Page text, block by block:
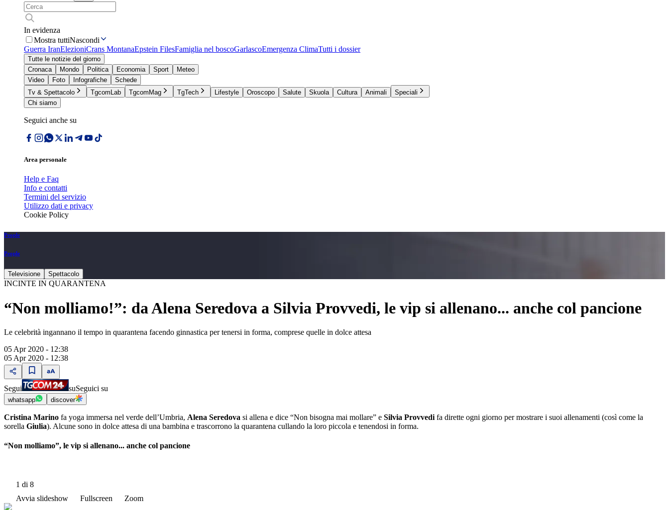
In evidenza
Mostra tuttiNascondi
Guerra IranElezioniCrans MontanaEpstein FilesFamiglia nel boscoGarlascoEmergenza ClimaTutti i dossier
Tutte le notizie del giorno
Cronaca
Mondo Politica Economia Sport
Meteo
Video
Foto Infografiche
Schede
Tv & Spettacolo
TgcomLab TgcomMag TgTech Lifestyle Oroscopo Salute Skuola Cultura Animali
Speciali
Chi siamo
Seguici anche su
Area personale
Help e Faq
Info e contatti
Termini del servizio
Utilizzo dati e privacy
Cookie Policy
People
People
Televisione Spettacolo
INCINTE IN QUARANTENA
“Non molliamo!”: da Alena Seredova a Silvia Provvedi, le vip si allenano... anche col pancione
Le celebrità ingannano il tempo in quarantena facendo ginnastica per tenersi in forma, comprese quelle in dolce attesa
05 Apr 2020 - 12:38
05 Apr 2020 - 12:38
Segui suSeguici su
whatsapp discover
Cristina Marino fa yoga immersa nel verde dell’Umbria, Alena Seredova si allena e dice “Non bisogna mai mollare” e Silvia Provvedi fa dirette ogni giorno per mostrare i suoi allenamenti (così come la
sorella Giulia). Alcune sono in dolce attesa di una bambina e trascorrono la quarantena cullando la loro piccola e tenendosi in forma.
“Non molliamo”, le vip si allenano... anche col pancione
1 di 8
Avvia slideshow
Fullscreen Zoom